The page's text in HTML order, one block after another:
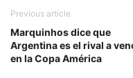
Previous article
Marquinhos dice que
Argentina es el rival a
en la Copa América